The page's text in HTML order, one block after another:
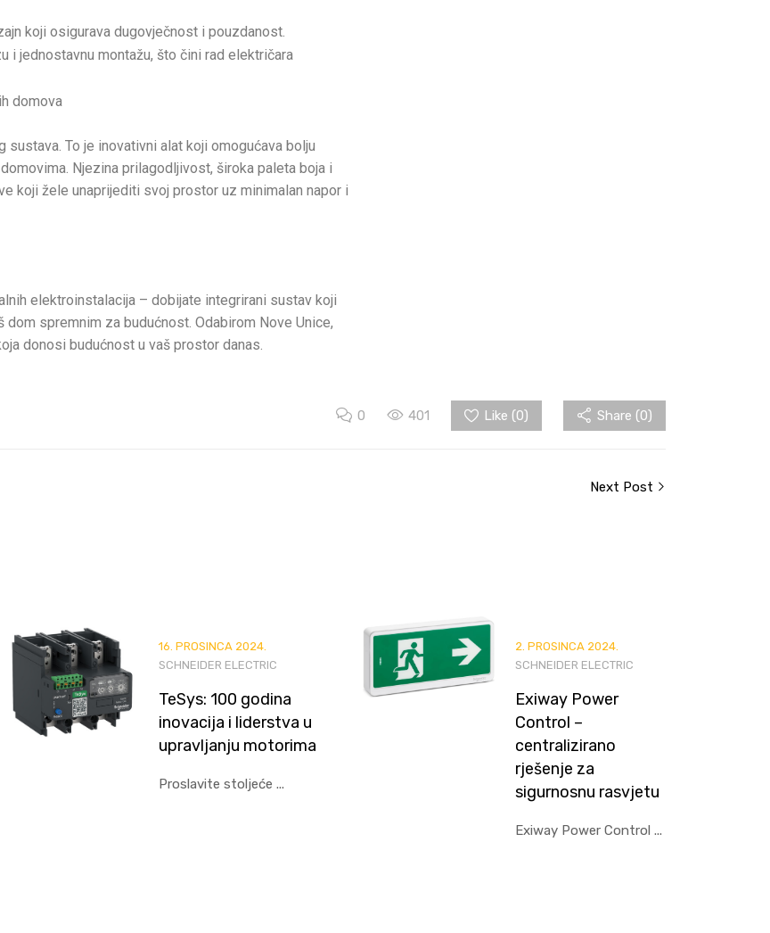
koji osigurava dugovječnost i pouzdanost.
i jednostavnu montažu, što čini rad električara
domova
To je inovativni alat koji omogućava bolju
Njezina prilagodljivost, široka paleta boja i
koji žele unaprijediti svoj prostor uz minimalan napor i
elektroinstalacija – dobijate integrirani sustav koji
spremnim za budućnost. Odabirom Nove Unice,
donosi budućnost u vaš prostor danas.
0 401 Like (0) Share (0)
Next Post
16. PROSINCA 2024.
SCHNEIDER ELECTRIC
TeSys: 100 godina
inovacija i liderstva u
upravljanju motorima
Proslavite stoljeće ...
2. PROSINCA 2024.
SCHNEIDER ELECTRIC
Exiway Power
Control –
centralizirano
rješenje za
sigurnosnu rasvjetu
Exiway Power Control ...